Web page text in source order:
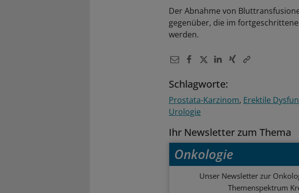
Der Abnahme von
gegenüber, die im
werden.
Schlagworte:
Prostata-Karzinom Erektile
Urologie
Ihr Newsletter zum Thema
Onkologie
Unser Newsletter zur
Themenspektrum